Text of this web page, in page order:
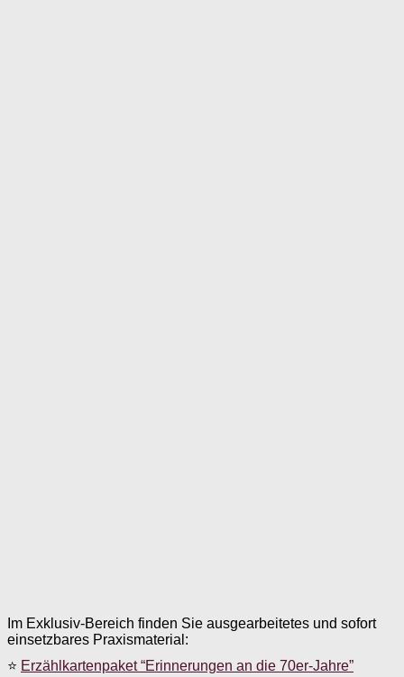
Im Exklusiv-Bereich finden Sie ausgearbeitetes und sofort
einsetzbares Praxismaterial:
⭐ Erzählkartenpaket “Erinnerungen an die 70er-Jahre”